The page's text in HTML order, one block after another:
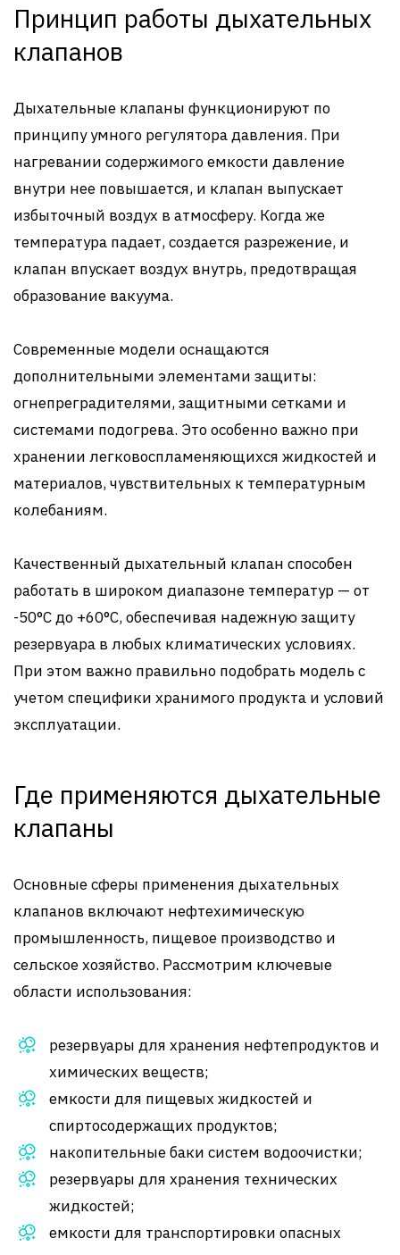
Принцип работы дыхательных
клапанов
Дыхательные клапаны функционируют по
принципу умного регулятора давления. При
нагревании содержимого емкости давление
внутри нее повышается, и клапан выпускает
избыточный воздух в атмосферу. Когда же
температура падает, создается разрежение, и
клапан впускает воздух внутрь, предотвращая
образование вакуума.
Современные модели оснащаются
дополнительными элементами защиты:
огнепреградителями, защитными сетками и
системами подогрева. Это особенно важно при
хранении легковоспламеняющихся жидкостей и
материалов, чувствительных к температурным
колебаниям.
Качественный дыхательный клапан способен
работать в широком диапазоне температур — от
-50°C до +60°C, обеспечивая надежную защиту
резервуара в любых климатических условиях.
При этом важно правильно подобрать модель с
учетом специфики хранимого продукта и условий
эксплуатации.
Где применяются дыхательные
клапаны
Основные сферы применения дыхательных
клапанов включают нефтехимическую
промышленность, пищевое производство и
сельское хозяйство. Рассмотрим ключевые
области использования:
резервуары для хранения нефтепродуктов и
химических веществ;
емкости для пищевых жидкостей и
спиртосодержащих продуктов;
накопительные баки систем водоочистки;
резервуары для хранения технических
жидкостей;
емкости для транспортировки опасных